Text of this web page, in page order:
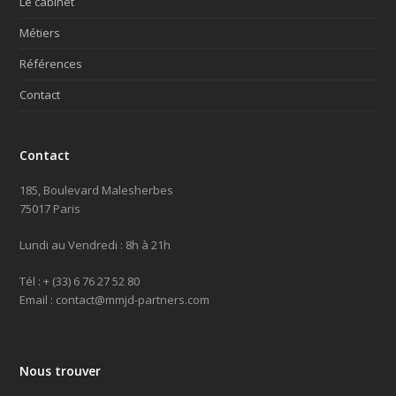
Métiers
Références
Contact
Contact
185, Boulevard Malesherbes
75017 Paris
Lundi au Vendredi : 8h à 21h
Tél : + (33) 6 76 27 52 80
Email : contact@mmjd-partners.com
Nous trouver